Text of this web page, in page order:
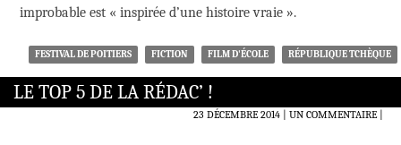
improbable est « inspirée d’une histoire vraie ».
FESTIVAL DE POITIERS FICTION FILM D'ÉCOLE RÉPUBLIQUE TCHÈQUE
LE TOP 5 DE LA RÉDAC’ !
23 DÉCEMBRE 2014 UN COMMENTAIRE|